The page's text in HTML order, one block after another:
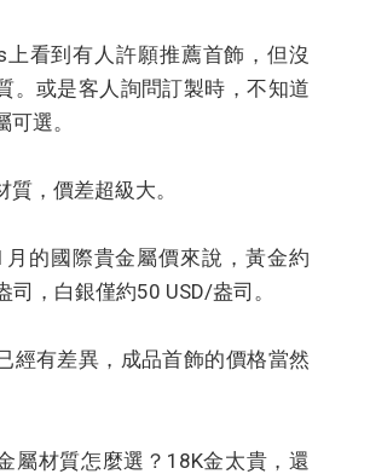
上看到有人許願推薦首飾，但沒
。或是客人詢問訂製時，不知道
選。
質，價差超級大。
的國際貴金屬價來說，黃金約
司，白銀僅約50 USD/盎司。
經有差異，成品首飾的價格當然
屬材質怎麼選？18K金太貴，還